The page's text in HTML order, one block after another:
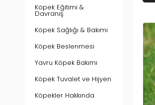
Köpek Eğitimi &
Davranış
Köpek Sağlığı & Bakımı
Köpek Beslenmesi
Yavru Köpek Bakımı
Köpek Tuvalet ve Hijyen
Köpekler Hakkında